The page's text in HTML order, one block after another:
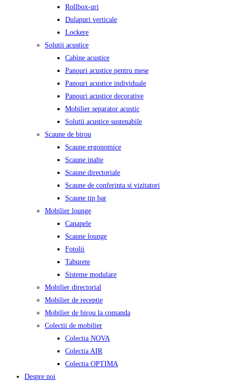
Rollbox-uri
Dulapuri verticale
Lockere
Solutii acustice
Cabine acustice
Panouri acustice pentru mese
Panouri acustice individuale
Panouri acustice decorative
Mobilier separator acustic
Solutii acustice sustenabile
Scaune de birou
Scaune ergonomice
Scaune inalte
Scaune directoriale
Scaune de conferinta si vizitatori
Scaune tip bar
Mobilier lounge
Canapele
Scaune lounge
Fotolii
Taburete
Sisteme modulare
Mobilier directorial
Mobilier de receptie
Mobilier de birou la comanda
Colectii de mobilier
Colectia NOVA
Colectia AIR
Colectia OPTIMA
Despre noi